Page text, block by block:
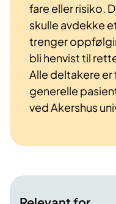
fare eller risiko.
skulle avdekke
trenger
bli henvist til
Alle deltakere er
generelle
ved Akershus